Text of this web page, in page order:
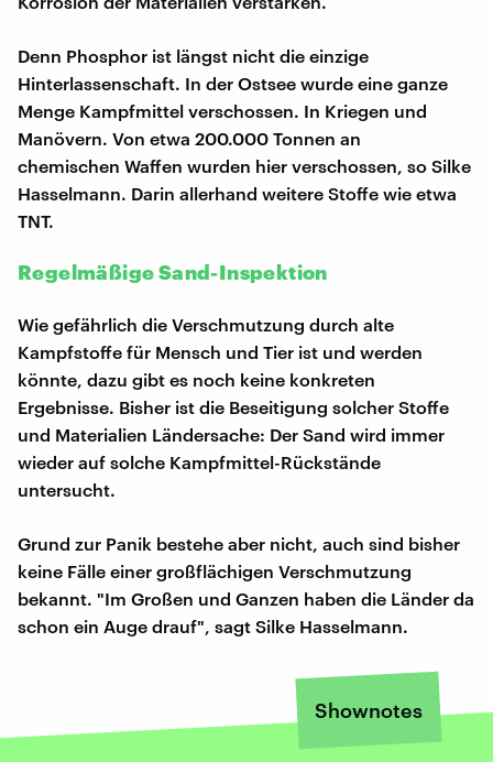
Denn Phosphor ist längst nicht die einzige
Hinterlassenschaft. In der Ostsee wurde eine ganze
Menge Kampfmittel verschossen. In Kriegen und
Manövern. Von etwa 200.000 Tonnen an
chemischen Waffen wurden hier verschossen, so Silke
Hasselmann. Darin allerhand weitere Stoffe wie etwa
TNT.
Regelmäßige Sand-Inspektion
Wie gefährlich die Verschmutzung durch alte
Kampfstoffe für Mensch und Tier ist und werden
könnte, dazu gibt es noch keine konkreten
Ergebnisse. Bisher ist die Beseitigung solcher Stoffe
und Materialien Ländersache: Der Sand wird immer
wieder auf solche Kampfmittel-Rückstände
untersucht.
Grund zur Panik bestehe aber nicht, auch sind bisher
keine Fälle einer großflächigen Verschmutzung
bekannt. "Im Großen und Ganzen haben die Länder da
schon ein Auge drauf", sagt Silke Hasselmann.
Shownotes